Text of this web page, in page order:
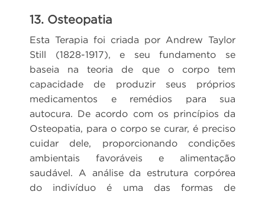
13. Osteopatia
Esta Terapia foi criada por Andrew Taylor
Still (1828-1917), e seu fundamento se
baseia na teoria de que o corpo tem
capacidade de produzir seus próprios
medicamentos e remédios para sua
autocura. De acordo com os princípios da
Osteopatia, para o corpo se curar, é preciso
cuidar dele, proporcionando condições
ambientais favoráveis e alimentação
saudável. A análise da estrutura corpórea
do indivíduo é uma das formas de